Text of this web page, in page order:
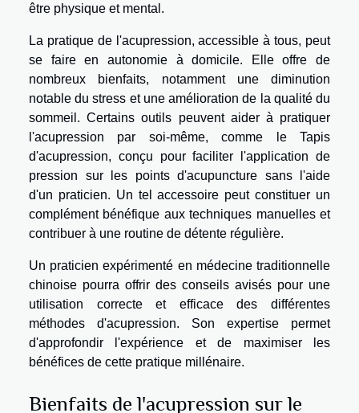
être physique et mental.
La pratique de l'acupression, accessible à tous, peut
se faire en autonomie à domicile. Elle offre de
nombreux bienfaits, notamment une diminution
notable du stress et une amélioration de la qualité du
sommeil. Certains outils peuvent aider à pratiquer
l'acupression par soi-même, comme le Tapis
d'acupression, conçu pour faciliter l'application de
pression sur les points d'acupuncture sans l'aide
d'un praticien. Un tel accessoire peut constituer un
complément bénéfique aux techniques manuelles et
contribuer à une routine de détente régulière.
Un praticien expérimenté en médecine traditionnelle
chinoise pourra offrir des conseils avisés pour une
utilisation correcte et efficace des différentes
méthodes d'acupression. Son expertise permet
d'approfondir l'expérience et de maximiser les
bénéfices de cette pratique millénaire.
Bienfaits de l'acupression sur le